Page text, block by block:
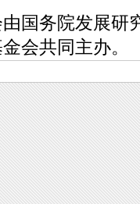
务院发展研
会共同主办。